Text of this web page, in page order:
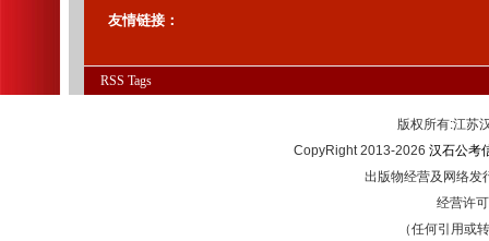
友情链接：
RSS Tags
版权所有:江
CopyRight 2013-2026 汉石公考
出版物经营及网络发
经营许
（任何引用或